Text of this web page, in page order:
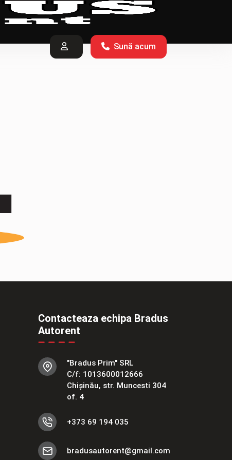
Sună acum
Contacteaza echipa Bradus
Autorent
"Bradus Prim" SRL
C/f: 1013600012666
Chișinău, str. Muncesti 304
of. 4
+373 69 194 035
bradusautorent@gmail.com